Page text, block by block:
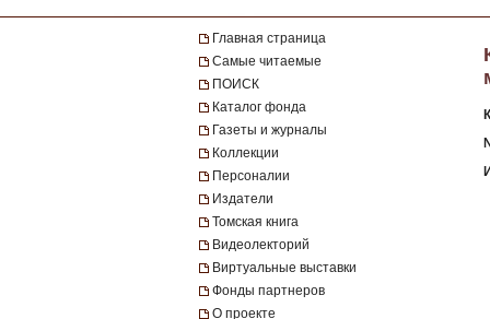
Главная страница
Самые читаемые
ПОИСК
Каталог фонда
Газеты и журналы
Коллекции
Персоналии
Издатели
Томская книга
Видеолекторий
Виртуальные выставки
Фонды партнеров
О проекте